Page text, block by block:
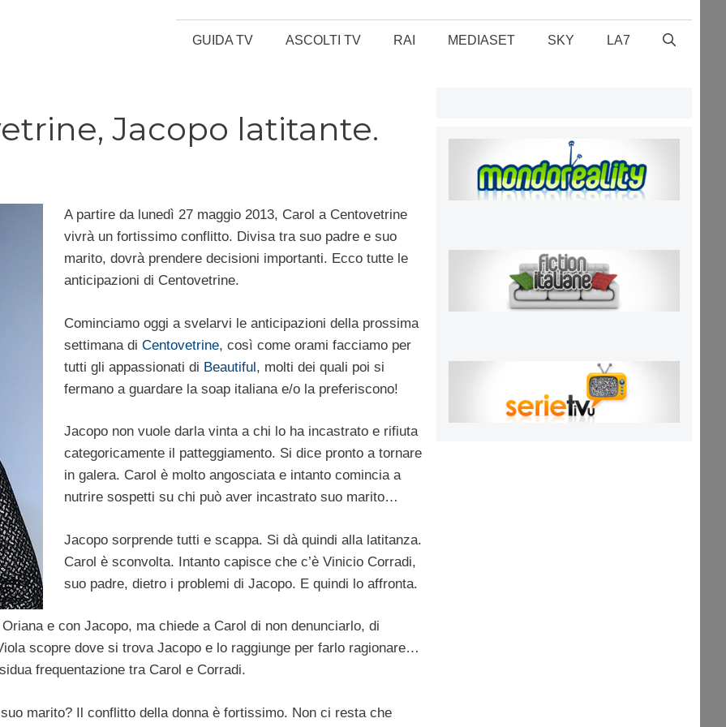
GUIDA TV ASCOLTI TV RAI MEDIASET SKY LA7
Jacopo latitante.
A partire da lunedì 27 maggio 2013, Carol a Centovetrine
vivrà un fortissimo conflitto. Divisa tra suo padre e suo
marito, dovrà prendere decisioni importanti. Ecco tutte le
anticipazioni di Centovetrine.
Cominciamo oggi a svelarvi le anticipazioni della prossima
settimana di Centovetrine, così come orami facciamo per
tutti gli appassionati di Beautiful, molti dei quali poi si
fermano a guardare la soap italiana e/o la preferiscono!
Jacopo non vuole darla vinta a chi lo ha incastrato e rifiuta
categoricamente il patteggiamento. Si dice pronto a tornare
in galera. Carol è molto angosciata e intanto comincia a
nutrire sospetti su chi può aver incastrato suo marito…
Jacopo sorprende tutti e scappa. Si dà quindi alla latitanza.
Carol è sconvolta. Intanto capisce che c’è Vinicio Corradi,
suo padre, dietro i problemi di Jacopo. E quindi lo affronta.
e con Jacopo, ma chiede a Carol di non denunciarlo, di
scopre dove si trova Jacopo e lo raggiunge per farlo ragionare…
frequentazione tra Carol e Corradi.
marito? Il conflitto della donna è fortissimo. Non ci resta che